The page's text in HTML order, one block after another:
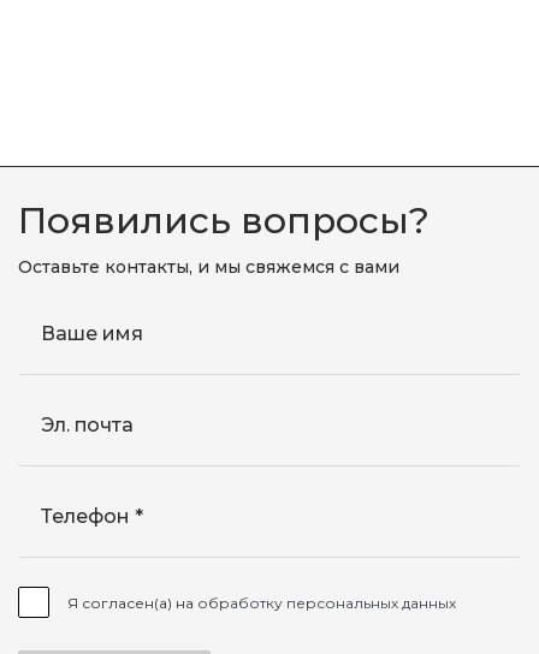
Появились вопросы?
Оставьте контакты, и мы свяжемся с вами
Ваше имя
Эл. почта
Телефон
Я согласен(а) на обработку персональных данных